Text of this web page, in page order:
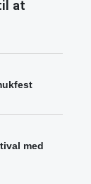
at
med